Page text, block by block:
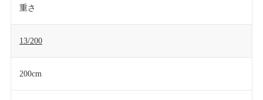
重さ
13/200
200cm